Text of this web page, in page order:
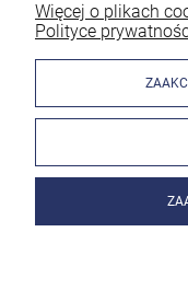
Więcej o plikach
Polityce